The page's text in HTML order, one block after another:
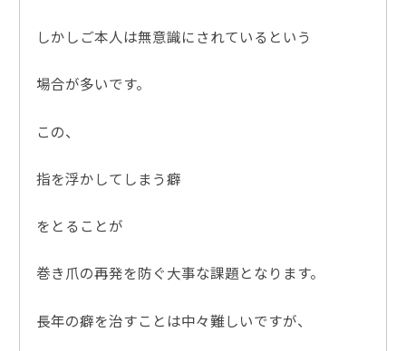
しかしご本人は無意識にされているという
場合が多いです。
この、
指を浮かしてしまう癖
をとることが
巻き爪の再発を防ぐ大事な課題となります。
長年の癖を治すことは中々難しいですが、